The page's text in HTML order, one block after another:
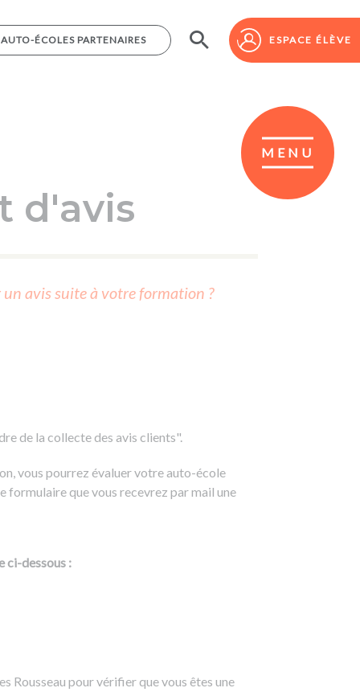
AUTO-ÉCOLES PARTENAIRES ESPACE ÉLÈVE
MENU
AUTO-ÉCOLES PARTENAIRES ESPACE ÉLÈVE
d'avis
avis suite à votre formation ?
de la collecte des avis clients".
vous pourrez évaluer votre auto-école
formulaire que vous recevrez par mail une
ci-dessous :
Rousseau pour vérifier que vous êtes une